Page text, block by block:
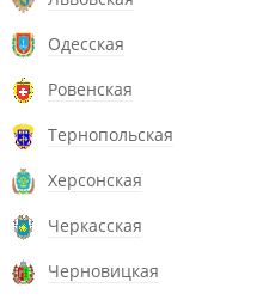
Одесская
Ровенская
Тернопольская
Херсонская
Черкасская
Черновицкая